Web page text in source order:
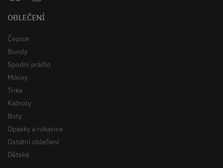
OBLEČENÍ
Čepice
Bundy
Spodní prádlo
Mikiny
Trika
Kalhoty
Boty
Opasky a rukavice
Ostatní oblečení
Dětské